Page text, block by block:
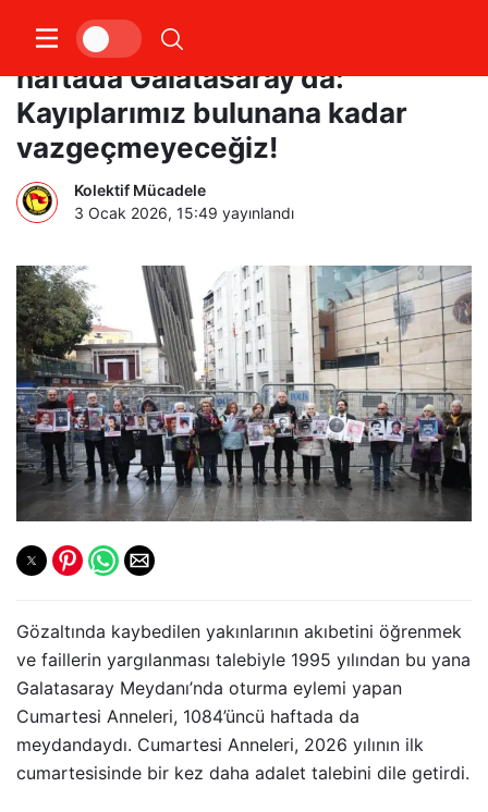
Cumartesi Anneleri 1084.
haftada Galatasaray’da:
Kayıplarımız bulunana kadar
vazgeçmeyeceğiz!
Kolektif Mücadele
3 Ocak 2026, 15:49 yayınlandı
Gözaltında kaybedilen yakınlarının akıbetini öğrenmek
ve faillerin yargılanması talebiyle 1995 yılından bu yana
Galatasaray Meydanı’nda oturma eylemi yapan
Cumartesi Anneleri, 1084’üncü haftada da
meydandaydı. Cumartesi Anneleri, 2026 yılının ilk
cumartesisinde bir kez daha adalet talebini dile getirdi.